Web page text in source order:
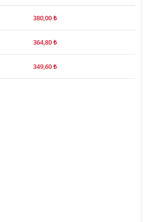
380,00₺
364,80₺
349,60₺